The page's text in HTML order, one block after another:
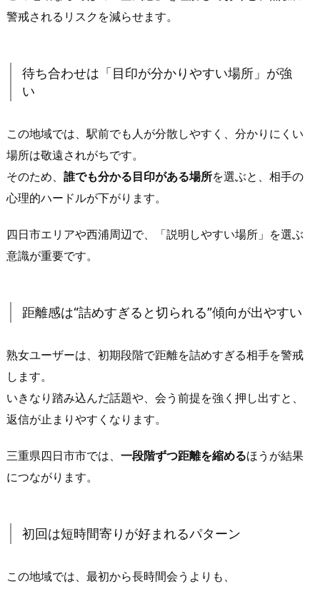
3.
市
エ
ア・
西
浦
く
由
と
ち
合
わ
せ
一
3.
「そ
警戒されるリスクを減らせます。
待ち合わせは「目印が分かりやすい場所」が強
い
この地域では、駅前でも人が分散しやすく、分かりにくい
場所は敬遠されがちです。
そのため、 誰でも分かる目印がある場所を選ぶと、相手の
心理的ハードルが下がります。
四日市エリアや西浦周辺で、「説明しやすい場所」を選ぶ
意識が重要です。
距離感は“詰めすぎると切られる”傾向が出やすい
熟女ユーザーは、初期段階で距離を詰めすぎる相手を警戒
します。
いきなり踏み込んだ話題や、会う前提を強く押し出すと、
返信が止まりやすくなります。
三重県四日市市では、 一段階ずつ距離を縮めるほうが結果
につながります。
初回は短時間寄りが好まれるパターン
この地域では、最初から長時間会うよりも、